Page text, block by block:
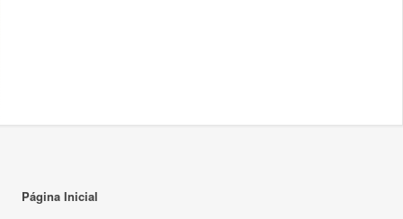
Página Inicial